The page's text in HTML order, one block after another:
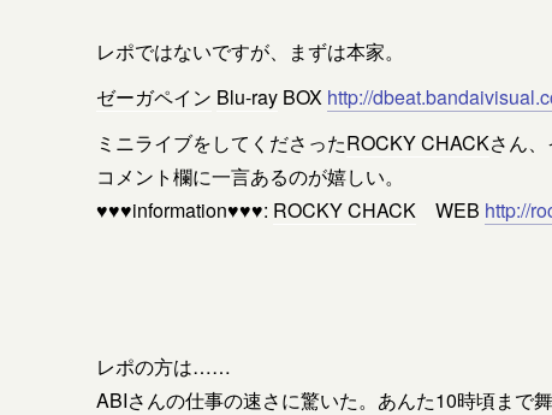
レポではないですが、まずは本家。
ゼーガペイン Blu-ray BOX http://
ミニライブをしてくださったROCKY CHACKさん
コメント欄に一言あるのが嬉しい。
♥♥♥information♥♥♥: ROCKY CHACK WEB http://
レポの方は……
ABIさんの仕事の速さに驚いた。あんた10時頃まで